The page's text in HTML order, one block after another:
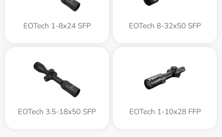
EOTech 1-8x24 SFP EOTech 8-32x50 SFP
EOTech 3.5-18x50 SFP EOTech 1-10x28 FFP